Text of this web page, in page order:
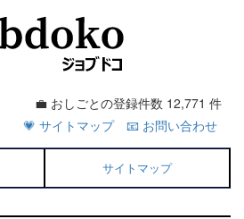
💼 おしごとの登録件数 12,771 件
💗 サイトマップ
📧 お問い合わせ
サイトマップ